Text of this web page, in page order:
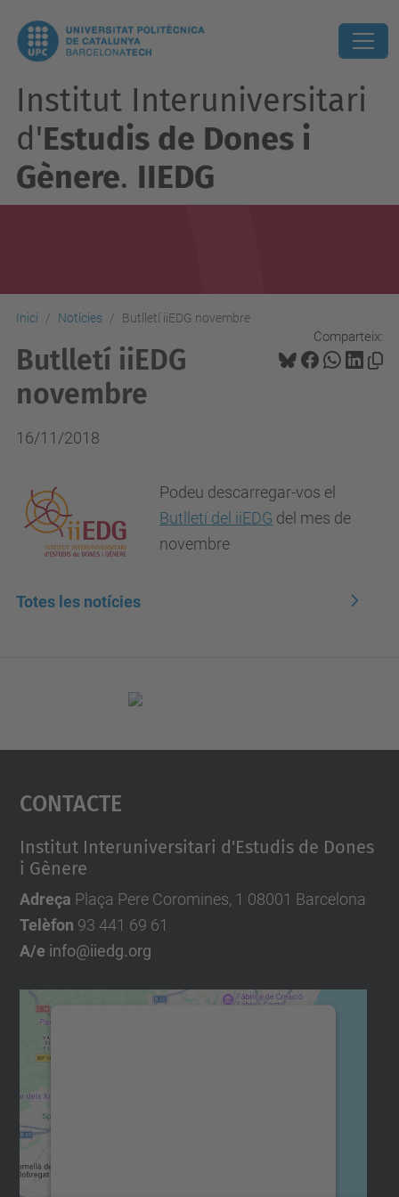
Institut Interuniversitari
d'Estudis de Dones i
Gènere. IIEDG
Inici Notícies Butlletí iiEDG novembre
Comparteix:
Butlletí iiEDG
novembre
16/11/2018
Podeu descarregar-vos el
Butlletí del iiEDG del mes de
novembre
Totes les notícies
Contacte
Institut Interuniversitari d'Estudis de Dones
i Gènere
Adreça Plaça Pere Coromines, 1 08001 Barcelona
Telèfon 93 441 69 61
A/e info@iiedg.org